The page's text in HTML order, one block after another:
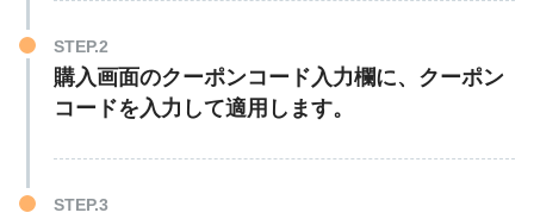
STEP.2
購入画面のクーポンコード入力欄に、クーポン
コードを入力して適用します。
STEP.3